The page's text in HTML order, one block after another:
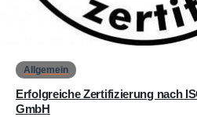
Allgemein
Erfolgreiche Zertifizierung nach
GmbH